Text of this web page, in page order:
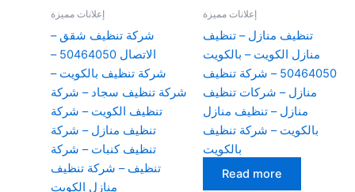
إعلانات مميزة
شركة تنظيف شقق –
الاتصال 50464050 –
شركة تنظيف بالكويت –
شركة تنظيف سجاد – شركة
تنظيف الكويت – شركة
تنظيف منازل – شركة
تنظيف كنبات – شركة
تنظيف – شركة تنظيف
منازل الكويت
إعلانات مميزة
تنظيف منازل – تنظيف
منازل الكويت – بالكويت
50464050 – شركة تنظيف
منازل – شركات تنظيف
منازل – تنظيف منازل
بالكويت – شركة تنظيف
بالكويت
Read more